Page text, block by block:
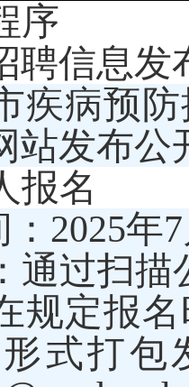
序
信息发
病预防
站发布公
报名
2025年7
通过扫描
规定报
式打包